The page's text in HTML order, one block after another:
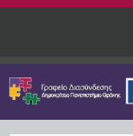
Παράκαμψη προς το